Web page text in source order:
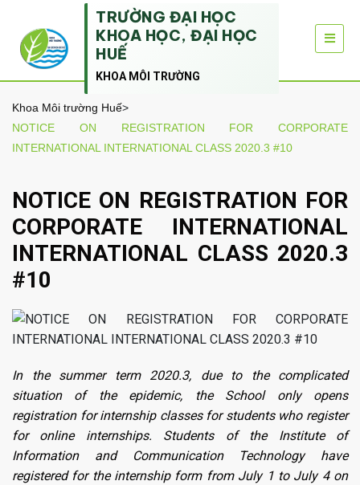
TRƯỜNG ĐẠI HỌC
KHOA HỌC, ĐẠI HỌC
HUẾ
KHOA MÔI TRƯỜNG
Khoa Môi trường Huế>
NOTICE ON REGISTRATION FOR CORPORATE
INTERNATIONAL INTERNATIONAL CLASS 2020.3 #10
NOTICE ON REGISTRATION FOR
CORPORATE INTERNATIONAL
INTERNATIONAL CLASS 2020.3
#10
In the summer term 2020.3, due to the complicated
situation of the epidemic, the School only opens
registration for internship classes for students who register
for online internships. Students of the Institute of
Information and Communication Technology have
registered for the internship form from July 1 to July 4 on